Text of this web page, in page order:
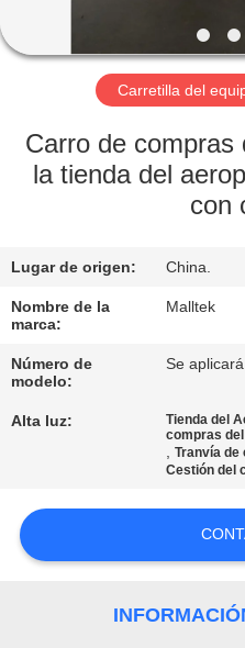
SOBRE
NOSOTROS
VIAJE
DE
CONTROL
CALIDAD
ÉNTRENOS
CONTACTO
CON
NOTICIAS
Carretilla del
Carro de compras
la tienda del
con
Lugar de origen: China.
Nombre de la
marca:
Malltek
Número de
modelo:
Se
Alta luz:
Tienda del
compras
,Tranvía de
Cestión del